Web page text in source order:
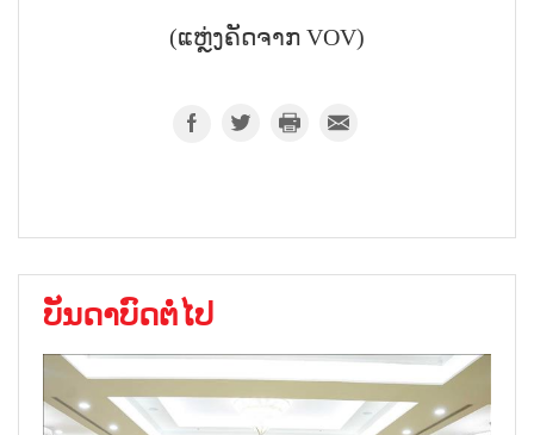
(ແຫຼ່ງຄັດຈາກ VOV)
ບັນດາບົດຕໍ່ໄປ